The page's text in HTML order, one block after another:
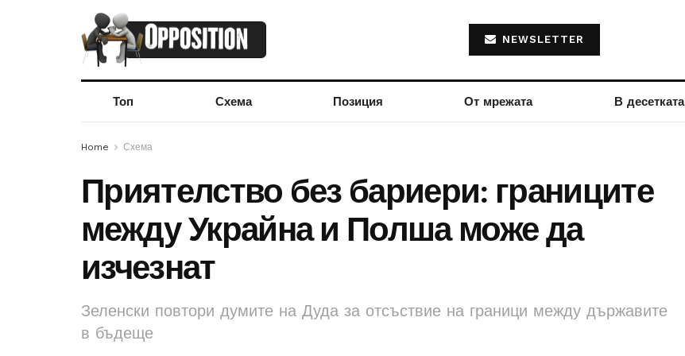
NEWSLETTER
Топ Схема Позиция От мрежата В десетката
Home Схема
Приятелство без бариери: границите
между Украйна и Полша може да
изчезнат
Зеленски повтори думите на Дуда за отсъствие на граници между държавите
в бъдеще